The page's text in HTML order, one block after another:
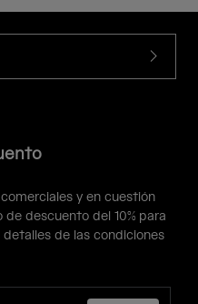
y en cuestión
descuento del 10% para
de las condiciones